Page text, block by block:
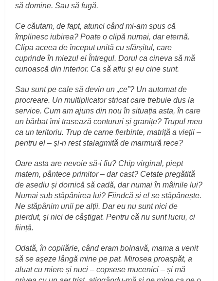
să domine. Sau să fugă.
Ce căutam, de fapt, atunci când mi-am spus că
împlinesc iubirea? Poate o clipă numai, dar eternă.
Clipa aceea de început unită cu sfârșitul, care
cuprinde în miezul ei Întregul. Dorul ca cineva să mă
cunoască din interior. Ca să aflu și eu cine sunt.
Sau sunt pe cale să devin un „ce”? Un automat de
procreare. Un multiplicator stricat care trebuie dus la
service. Cum am ajuns din nou în situația asta, în care
un bărbat îmi trasează contururi și granițe? Trupul meu
ca un teritoriu. Trup de carne fierbinte, matriță a vieții –
pentru el – și-n rest stalagmită de marmură rece?
Oare asta are nevoie să-i fiu? Chip virginal, piept
matern, pântece primitor – dar cast? Cetate pregătită
de asediu și dornică să cadă, dar numai în mâinile lui?
Numai sub stăpânirea lui? Fiindcă și el se stăpânește.
Ne stăpânim unii pe alții. Dar eu nu sunt nici de
pierdut, și nici de câștigat. Pentru că nu sunt lucru, ci
ființă.
Odată, în copilărie, când eram bolnavă, mama a venit
să se așeze lângă mine pe pat. Mirosea proaspăt, a
aluat cu miere și nuci – copsese mucenici – și mă